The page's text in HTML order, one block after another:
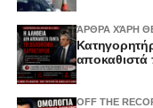
ΆΡΘΡΑ ΧΆΡΗ
αποκαθιστά
OFF THE